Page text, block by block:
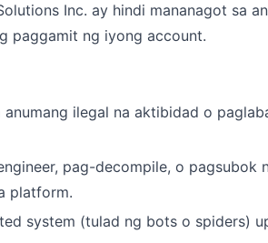
Inc. ay hindi mananagot sa
paggamit ng iyong account.
ilegal na aktibidad o
pag-decompile, o pagsubok
platform.
system (tulad ng bots o spiders)